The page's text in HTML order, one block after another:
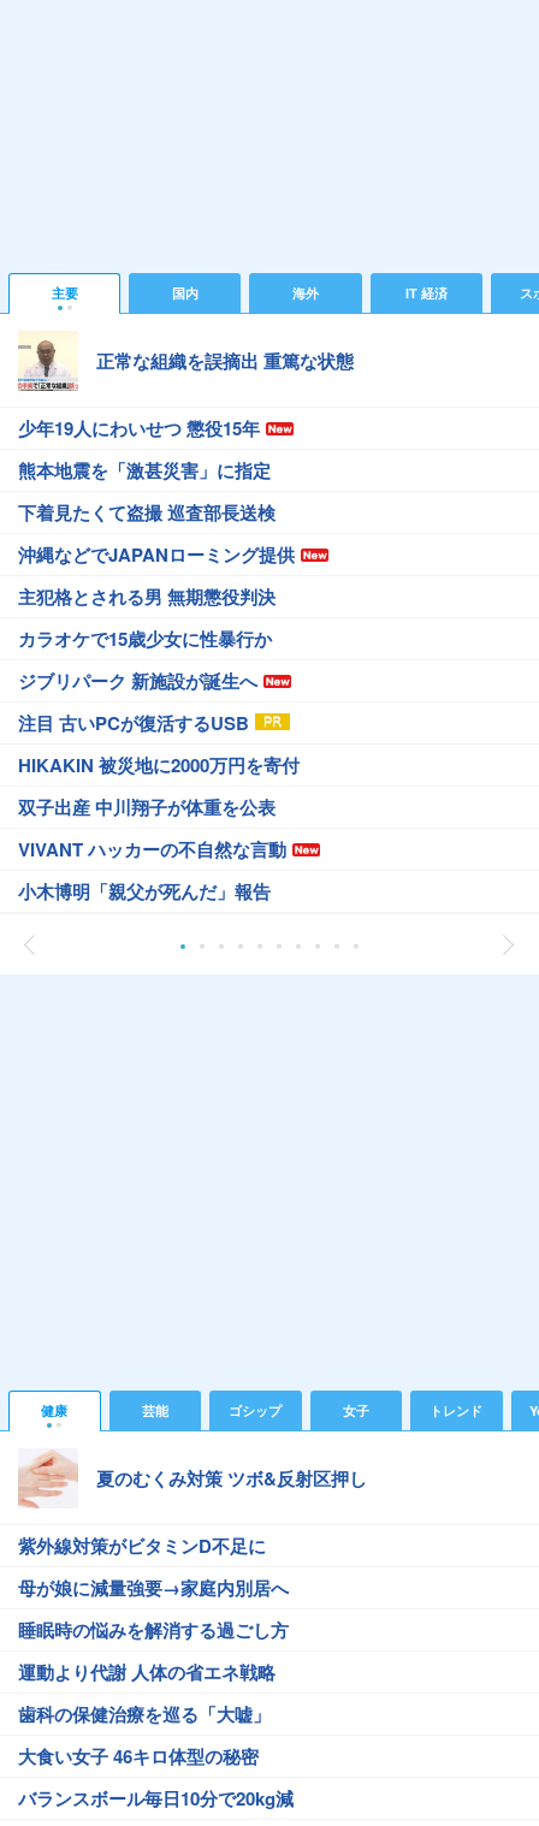
主要 国内 海外 IT 経済 ス
正常な組織を誤摘出 重篤な状態
少年19人にわいせつ 懲役15年
熊本地震を「激甚災害」に指定
下着見たくて盗撮 巡査部長送検
沖縄などでJAPANローミング提供
主犯格とされる男 無期懲役判決
カラオケで15歳少女に性暴行か
ジブリパーク 新施設が誕生へ
注目 古いPCが復活するUSB
HIKAKIN 被災地に2000万円を寄付
双子出産 中川翔子が体重を公表
VIVANT ハッカーの不自然な言動
小木博明「親父が死んだ」報告
健康 芸能 ゴシップ 女子 トレンド
夏のむくみ対策 ツボ&反射区押し
紫外線対策がビタミンD不足に
母が娘に減量強要→家庭内別居へ
睡眠時の悩みを解消する過ごし方
運動より代謝 人体の省エネ戦略
歯科の保健治療を巡る「大嘘」
大食い女子 46キロ体型の秘密
バランスボール毎日10分で20kg減